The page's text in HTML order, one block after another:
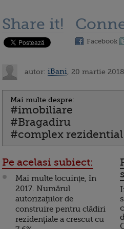
Share it!
Facebook
autor: iBani , 20 martie
Mai multe despre:
#imobiliare
#Bragadiru
#complex rezidential
Pe acelasi subiect:
Mai multe locuințe, în
2017. Numărul
autorizaţiilor de
construire pentru clădiri
rezidenţiale a crescut cu